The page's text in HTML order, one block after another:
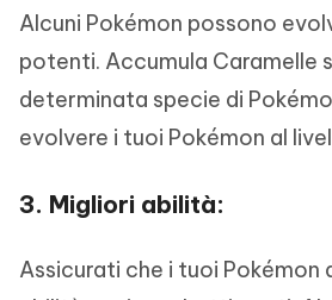
Alcuni Pokémon possono
potenti. Accumula Caramelle
determinata specie di
evolvere i tuoi Pokémon al
3. Migliori abilità:
Assicurati che i tuoi Pokémon